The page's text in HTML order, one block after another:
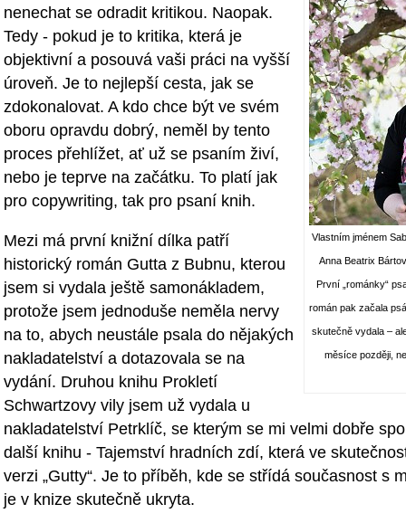
Vlastním jménem
Anna Beatrix
První „románky“
román pak začala
skutečně vydala –
měsíce později,
nenechat se odradit kritikou. Naopak.
Tedy - pokud je to kritika, která je
objektivní a posouvá vaši práci na vyšší
úroveň. Je to nejlepší cesta, jak se
zdokonalovat. A kdo chce být ve svém
oboru opravdu dobrý, neměl by tento
proces přehlížet, ať už se psaním živí,
nebo je teprve na začátku. To platí jak
pro copywriting, tak pro psaní knih.
Mezi má první knižní dílka patří
historický román Gutta z Bubnu, kterou
jsem si vydala ještě samonákladem,
protože jsem jednoduše neměla nervy
na to, abych neustále psala do nějakých
nakladatelství a dotazovala se na
vydání. Druhou knihu Prokletí
Schwartzovy vily jsem už vydala u
nakladatelství Petrklíč, se kterým se mi velmi dobře
další knihu - Tajemství hradních zdí, která ve
verzi „Gutty“. Je to příběh, kde se střídá současnost s
je v knize skutečně ukryta.